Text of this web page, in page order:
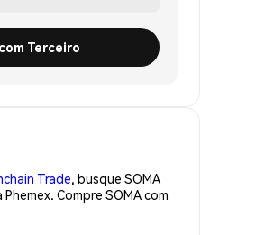
Terceiro
Trade, busque SOMA
Compre SOMA com